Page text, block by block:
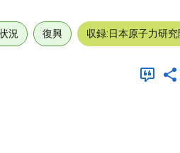
況 復興 収録:日本原子力研